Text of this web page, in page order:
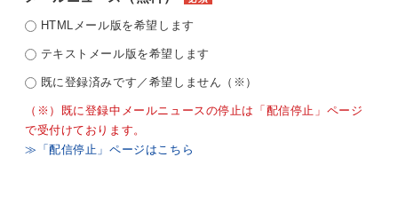
HTMLメール版を希望します
テキストメール版を希望します
既に登録済みです／希望しません（※）
（※）既に登録中メールニュースの停止は「配信停止」ページ
で受付けております。
≫「配信停止」ページはこちら